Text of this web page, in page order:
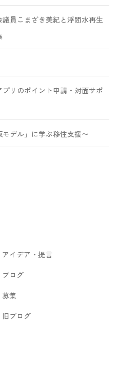
員こまざき美紀と浮間水再生
リのポイント申請・対面サポ
デル」に学ぶ移住支援〜
アイデア・提言
ブログ
募集
旧ブログ